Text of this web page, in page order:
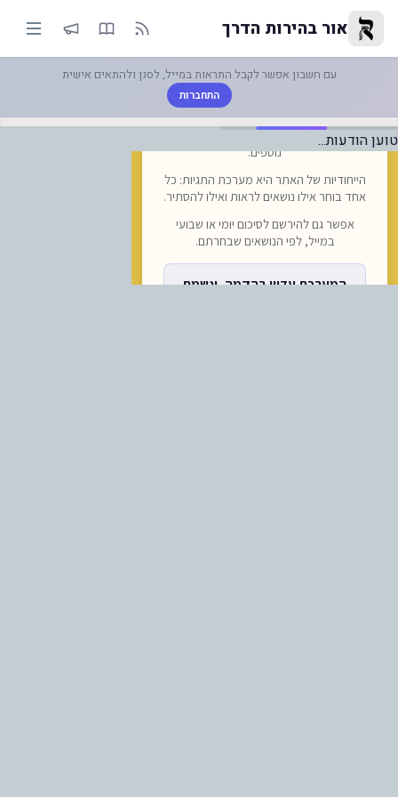
|-הודעת מערכת-| |-בסיעתא
אור בהירות הדרך
עם חשבון אפשר לקבל התראות במייל, לסנן ולהתאים אישית
התחברות
טוען הודעות...